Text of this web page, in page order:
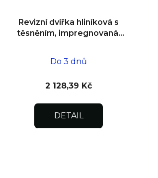
Revizní dvířka hliníková s
těsněním, impregnovaná,
Do 3 dnů
2 128,39 Kč
DETAIL